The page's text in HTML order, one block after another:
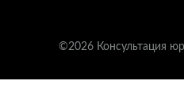
©2026 Консультация